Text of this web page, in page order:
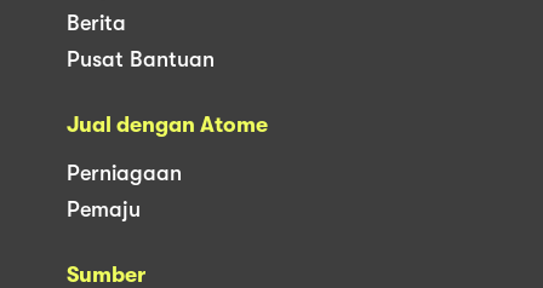
Berita
Pusat Bantuan
Jual dengan Atome
Perniagaan
Pemaju
Sumber